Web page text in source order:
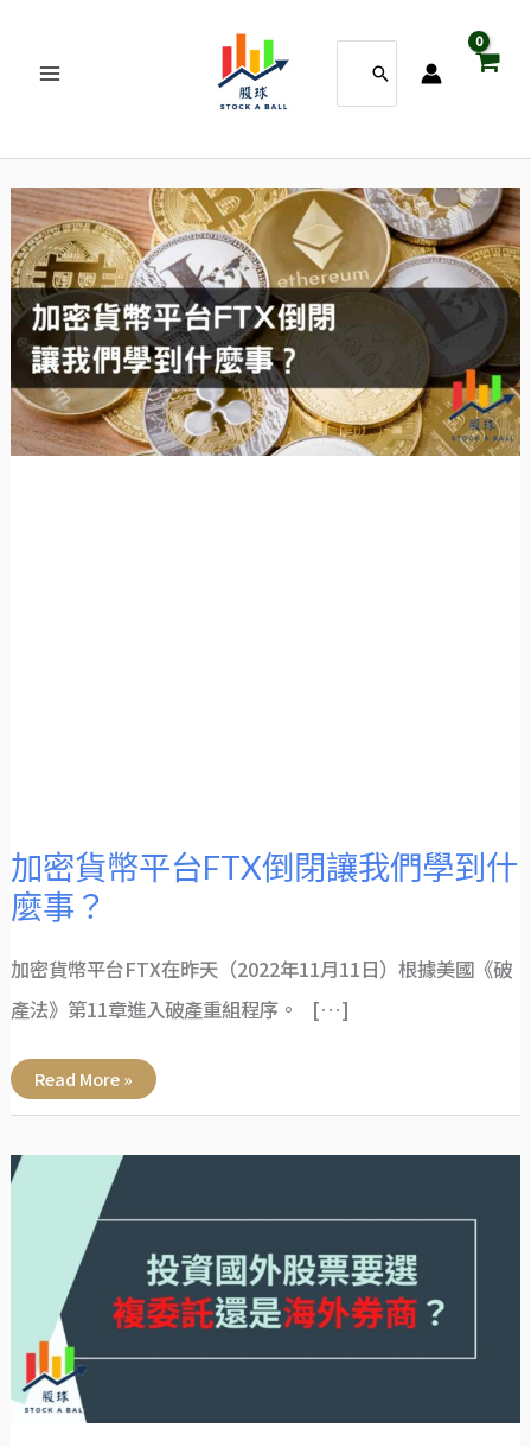
內
容
尋：
加密貨幣平台FTX倒閉讓我們學到什
麼事？
加密貨幣平台FTX在昨天（2022年11月11日）根據美國《破
產法》第11章進入破產重組程序。 […]
加
密
貨
幣
平
台
FTX
倒
閉
讓
我
們
學
到
什
麼
事？
Read More »
投
還
是
海
外
券